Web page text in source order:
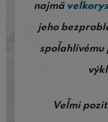
najmä
jeho
spoľahlivému
Veľmi